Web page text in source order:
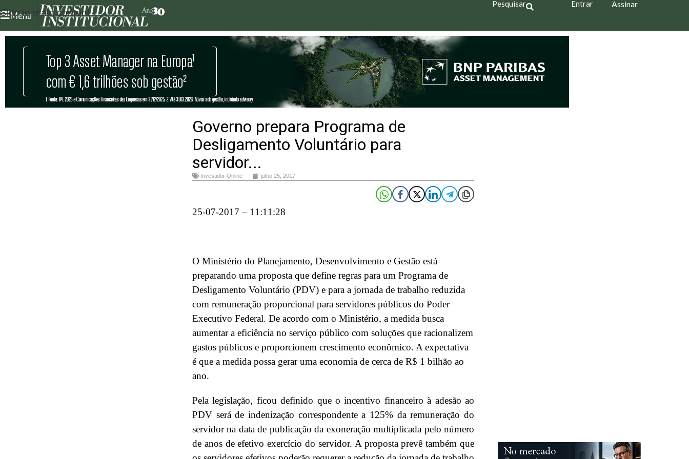
Skip to main content
Menu
Pesquisar Entrar Assinar
Governo prepara Programa de
Desligamento Voluntário para
servidor...
Investidor Online julho 25, 2017
25-07-2017 – 11:11:28
O Ministério do Planejamento, Desenvolvimento e Gestão está
preparando uma proposta que define regras para um Programa de
Desligamento Voluntário (PDV) e para a jornada de trabalho reduzida
com remuneração proporcional para servidores públicos do Poder
Executivo Federal. De acordo com o Ministério, a medida busca
aumentar a eficiência no serviço público com soluções que racionalizem
gastos públicos e proporcionem crescimento econômico. A expectativa
é que a medida possa gerar uma economia de cerca de R$ 1 bilhão ao
ano.
Pela legislação, ficou definido que o incentivo financeiro à adesão ao
PDV será de indenização correspondente a 125% da remuneração do
servidor na data de publicação da exoneração multiplicada pelo número
de anos de efetivo exercício do servidor. A proposta prevê também que